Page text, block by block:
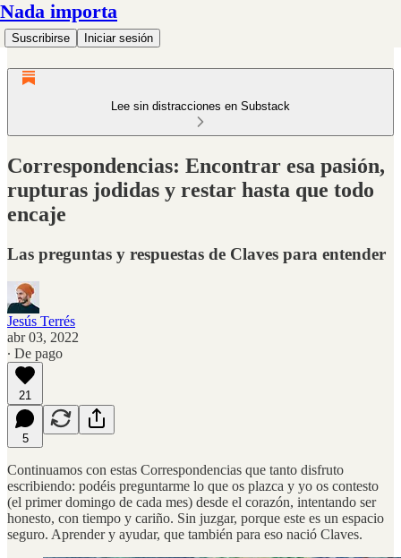
Nada importa
Suscribirse Iniciar sesión
Lee sin distracciones en Substack
Correspondencias: Encontrar esa pasión,
rupturas jodidas y restar hasta que todo
encaje
Las preguntas y respuestas de Claves para entender
Jesús Terrés
abr 03, 2022
∙ De pago
21
5
Continuamos con estas Correspondencias que tanto disfruto
escribiendo: podéis preguntarme lo que os plazca y yo os contesto
(el primer domingo de cada mes) desde el corazón, intentando ser
honesto, con tiempo y cariño. Sin juzgar, porque este es un espacio
seguro. Aprender y ayudar, que también para eso nació Claves.